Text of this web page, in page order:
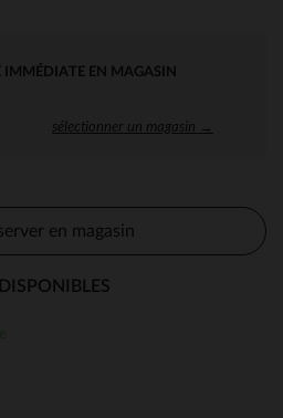
IMMÉDIATE EN MAGASIN
sélectionner un magasin →
en magasin